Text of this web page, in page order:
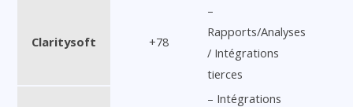
Claritysoft +78
–
Rapports/Analyses
/ Intégrations
tierces
– Intégrations